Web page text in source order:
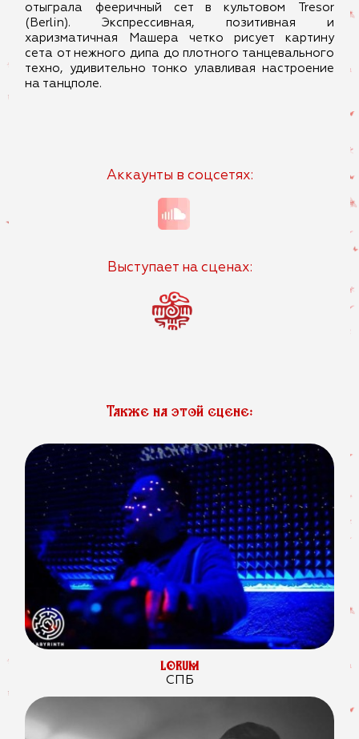
отыграла фееричный сет в культовом Tresor
(Berlin). Экспрессивная, позитивная и
харизматичная Машера четко рисует картину
сета от нежного дипа до плотного танцевального
техно, удивительно тонко улавливая настроение
на танцполе.
Аккаунты в соцсетях:
Выступает на сценах:
Также на этой сцене:
LORUM
СПБ